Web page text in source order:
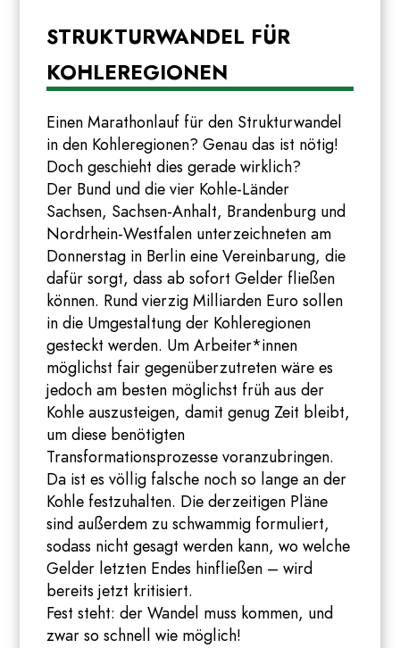
STRUKTURWANDEL FÜR
KOHLEREGIONEN
Einen Marathonlauf für den Strukturwandel
in den Kohleregionen? Genau das ist nötig!
Doch geschieht dies gerade wirklich?
Der Bund und die vier Kohle-Länder
Sachsen, Sachsen-Anhalt, Brandenburg und
Nordrhein-Westfalen unterzeichneten am
Donnerstag in Berlin eine Vereinbarung, die
dafür sorgt, dass ab sofort Gelder fließen
können. Rund vierzig Milliarden Euro sollen
in die Umgestaltung der Kohleregionen
gesteckt werden. Um Arbeiter*innen
möglichst fair gegenüberzutreten wäre es
jedoch am besten möglichst früh aus der
Kohle auszusteigen, damit genug Zeit bleibt,
um diese benötigten
Transformationsprozesse voranzubringen.
Da ist es völlig falsche noch so lange an der
Kohle festzuhalten. Die derzeitigen Pläne
sind außerdem zu schwammig formuliert,
sodass nicht gesagt werden kann, wo welche
Gelder letzten Endes hinfließen – wird
bereits jetzt kritisiert.
Fest steht: der Wandel muss kommen, und
zwar so schnell wie möglich!